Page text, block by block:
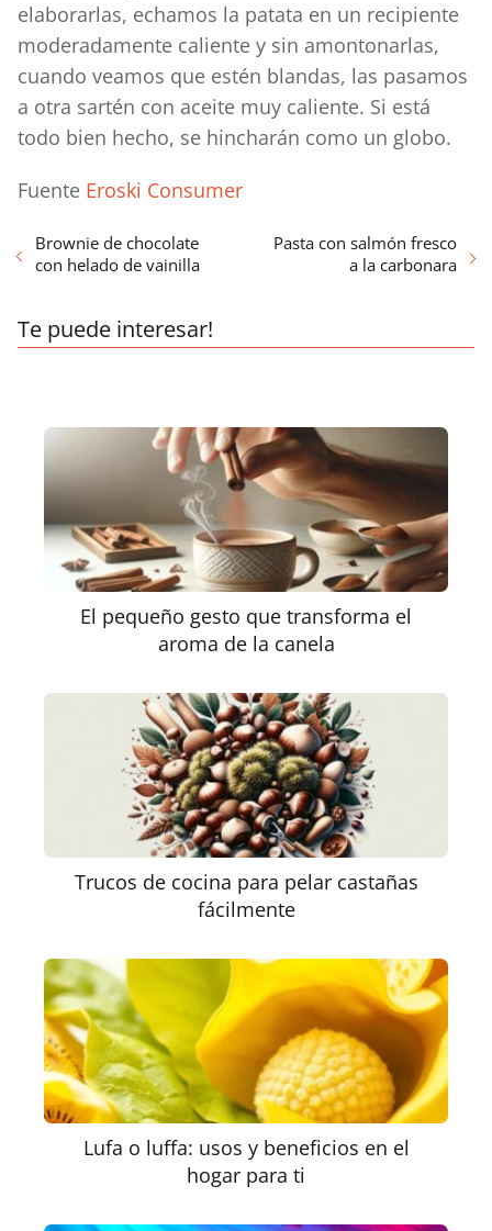
elaborarlas, echamos la patata en un recipiente
moderadamente caliente y sin amontonarlas,
cuando veamos que estén blandas, las pasamos
a otra sartén con aceite muy caliente. Si está
todo bien hecho, se hincharán como un globo.
Fuente Eroski Consumer
Brownie de chocolate
con helado de vainilla
Pasta con salmón fresco
a la carbonara
Te puede interesar!
El pequeño gesto que transforma el
aroma de la canela
Trucos de cocina para pelar castañas
fácilmente
Lufa o luffa: usos y beneficios en el
hogar para ti